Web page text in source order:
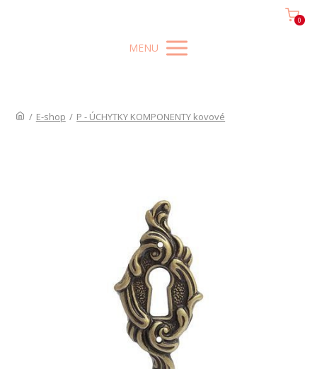
0
MENU
/ E-shop / P - ÚCHYTKY KOMPONENTY kovové